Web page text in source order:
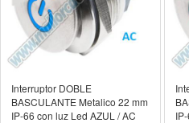
Interruptor DOBLE
BASCULANTE Metalico 22 mm
IP-66 con luz Led AZUL / AC